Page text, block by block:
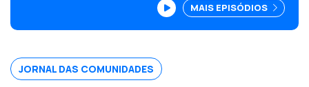
Irmandade St António dos Pobres, Rio
Janeiro. Edição Paula Machado
MAIS EPISÓDIOS
JORNAL DAS COMUNIDADES